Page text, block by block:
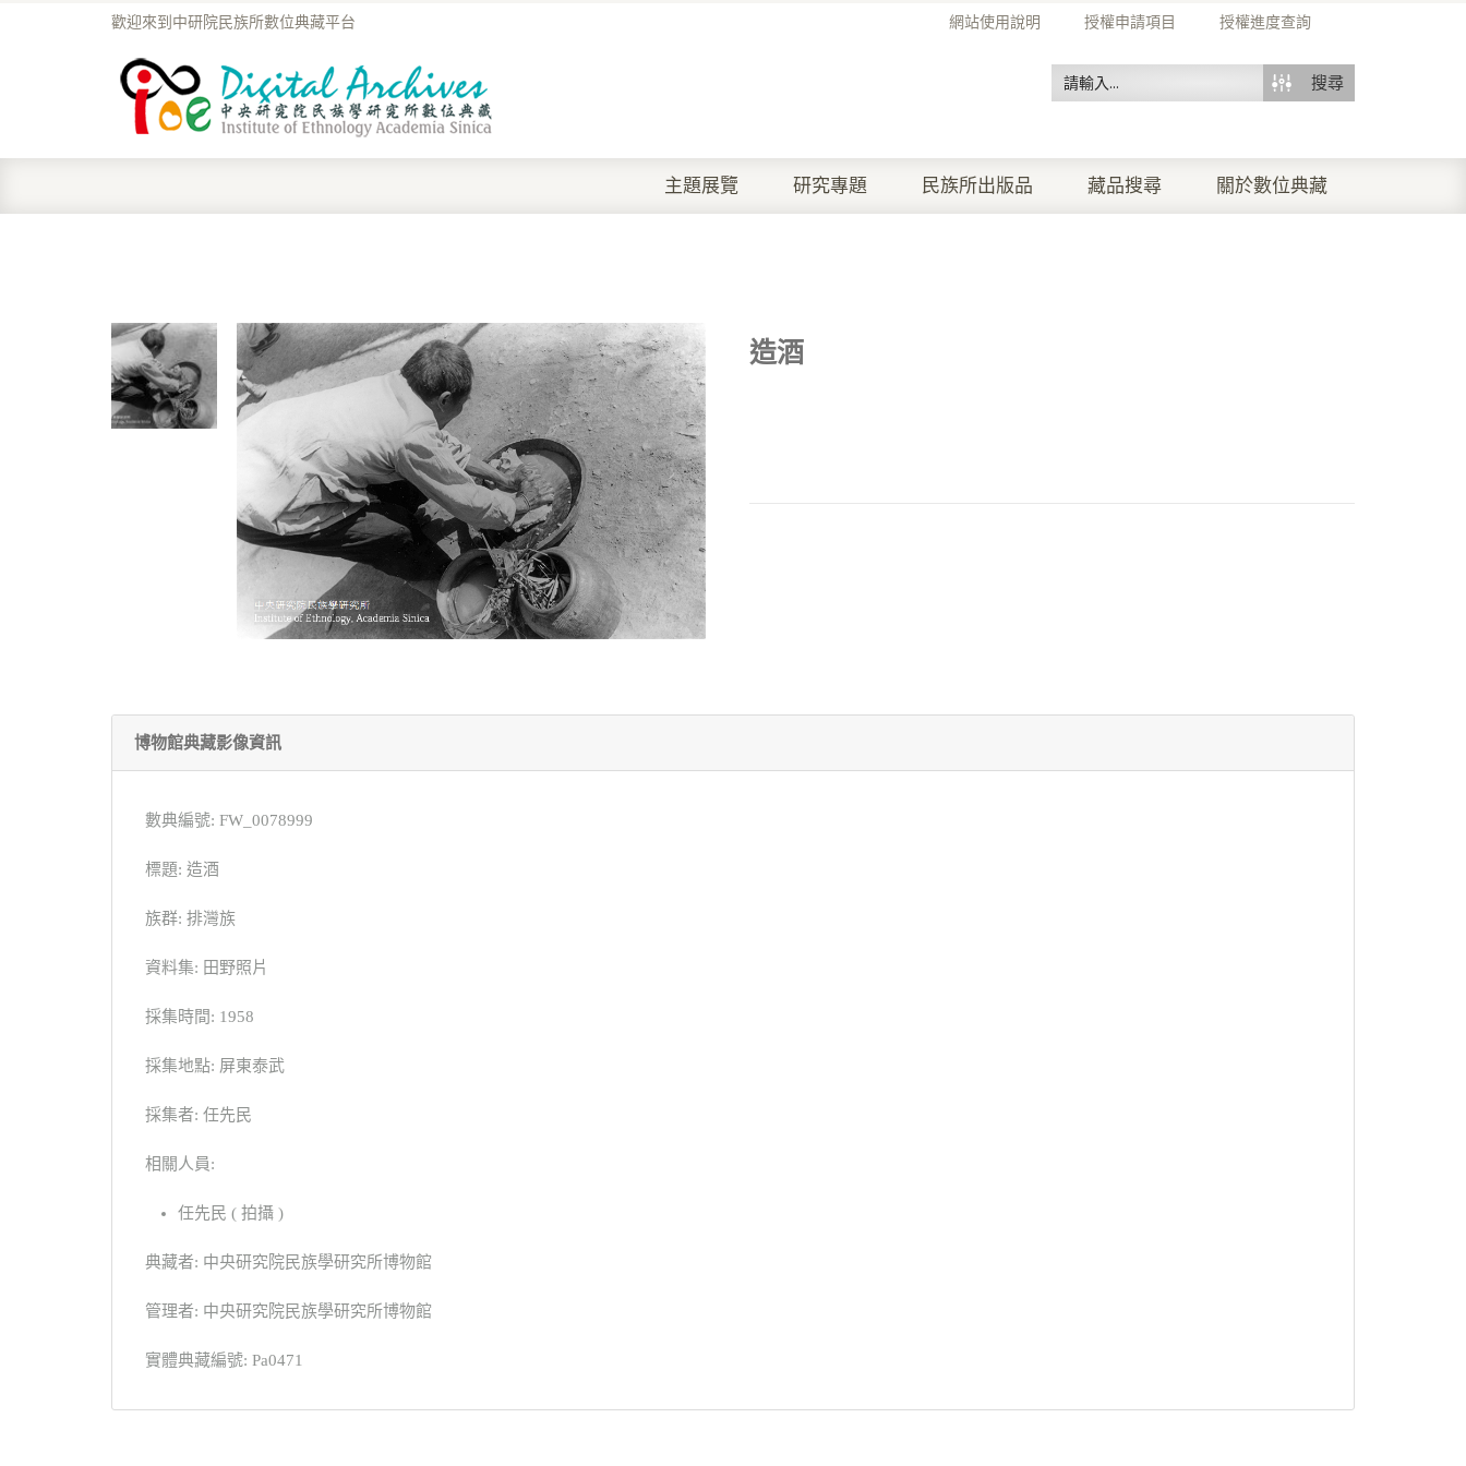
網站使用說明 授權申請項目 授權進度查詢
歡迎來到中研院民族所數位典藏平台
搜尋
主題展覽 研究專題 民族所出版品 藏品搜尋 關於數位典藏
造酒
博物館典藏影像資訊
數典編號: FW_0078999
標題: 造酒
族群: 排灣族
資料集: 田野照片
採集時間: 1958
採集地點: 屏東泰武
採集者: 任先民
相關人員:
任先民 ( 拍攝 )
典藏者: 中央研究院民族學研究所博物館
管理者: 中央研究院民族學研究所博物館
實體典藏編號: Pa0471